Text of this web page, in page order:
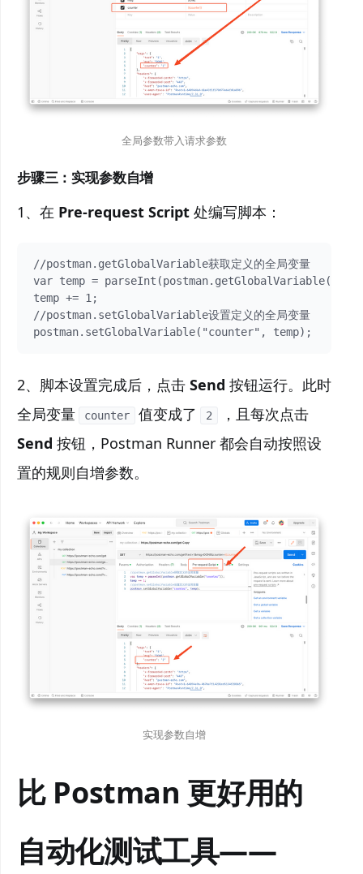
全局参数带入请求参数
步骤三：实现参数自增
1、在 Pre-request Script 处编写脚本：
//postman.getGlobalVariable获取定义的全局变量
var temp =
temp += 1;
//postman.setGlobalVariable设置定义的全局变量
2、脚本设置完成后，点击 Send 按钮运行。此时
全局变量
counter 值变成了 2
，且每次点击
Send 按钮，Postman Runner 都会自动按照设
置的规则自增参数。
实现参数自增
比 Postman 更好用的
自动化测试工具——